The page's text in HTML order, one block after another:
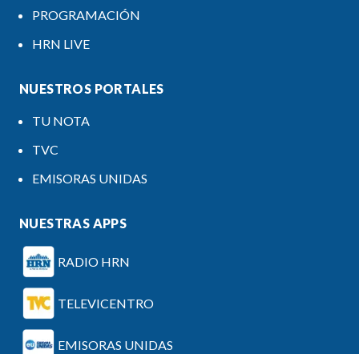
PROGRAMACIÓN
HRN LIVE
NUESTROS PORTALES
TU NOTA
TVC
EMISORAS UNIDAS
NUESTRAS APPS
RADIO HRN
TELEVICENTRO
EMISORAS UNIDAS